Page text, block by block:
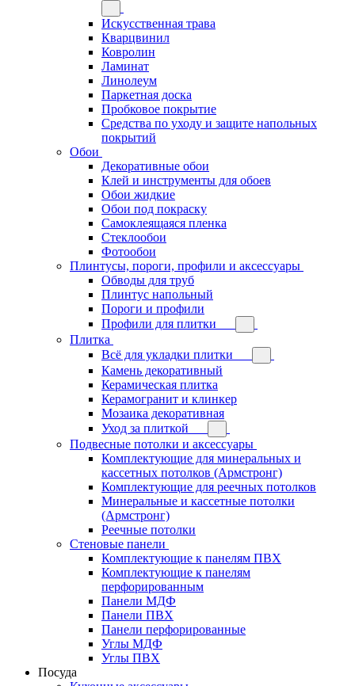
Искусственная трава
Кварцвинил
Ковролин
Ламинат
Линолеум
Паркетная доска
Пробковое покрытие
Средства по уходу и защите напольных
покрытий
Обои
Декоративные обои
Клей и инструменты для обоев
Обои жидкие
Обои под покраску
Самоклеящаяся пленка
Стеклообои
Фотообои
Плинтусы, пороги, профили и аксессуары
Обводы для труб
Плинтус напольный
Пороги и профили
Профили для плитки
Плитка
Всё для укладки плитки
Камень декоративный
Керамическая плитка
Керамогранит и клинкер
Мозаика декоративная
Уход за плиткой
Подвесные потолки и аксессуары
Комплектующие для минеральных и
кассетных потолков (Армстронг)
Комплектующие для реечных потолков
Минеральные и кассетные потолки
(Армстронг)
Реечные потолки
Стеновые панели
Комплектующие к панелям ПВХ
Комплектующие к панелям
перфорированным
Панели МДФ
Панели ПВХ
Панели перфорированные
Углы МДФ
Углы ПВХ
Посуда